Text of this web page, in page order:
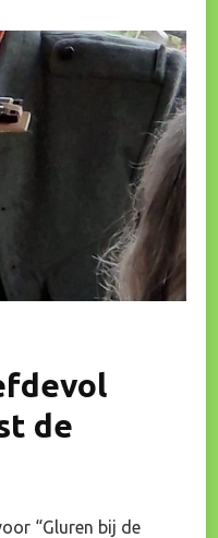
de
“Gluren bij de